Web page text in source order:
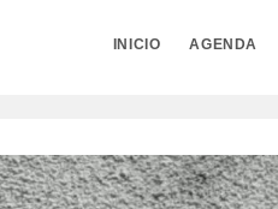
INICIO AGENDA